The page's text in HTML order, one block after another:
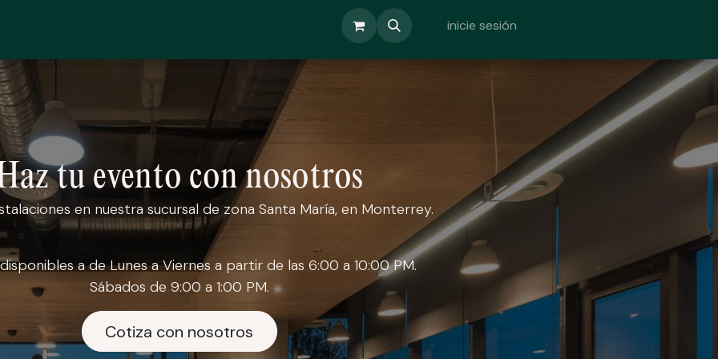
inicie sesión
tu evento con nosotros
en nuestra sucursal de zona Santa María, en Monterrey.
a de Lunes a Viernes a partir de las 6:00 a 10:00 PM.
Sábados de 9:00 a 1:00 PM.
Cotiza con nosotros